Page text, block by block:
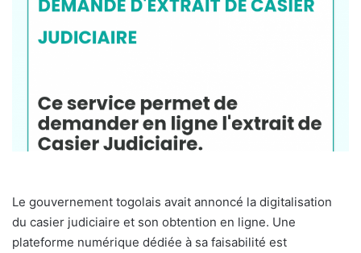
Le gouvernement togolais avait annoncé la digitalisation
du casier judiciaire et son obtention en ligne. Une
plateforme numérique dédiée à sa faisabilité est